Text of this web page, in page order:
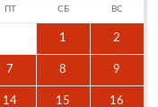
ПТ СБ ВС
1 2
7 8 9
14 15 16